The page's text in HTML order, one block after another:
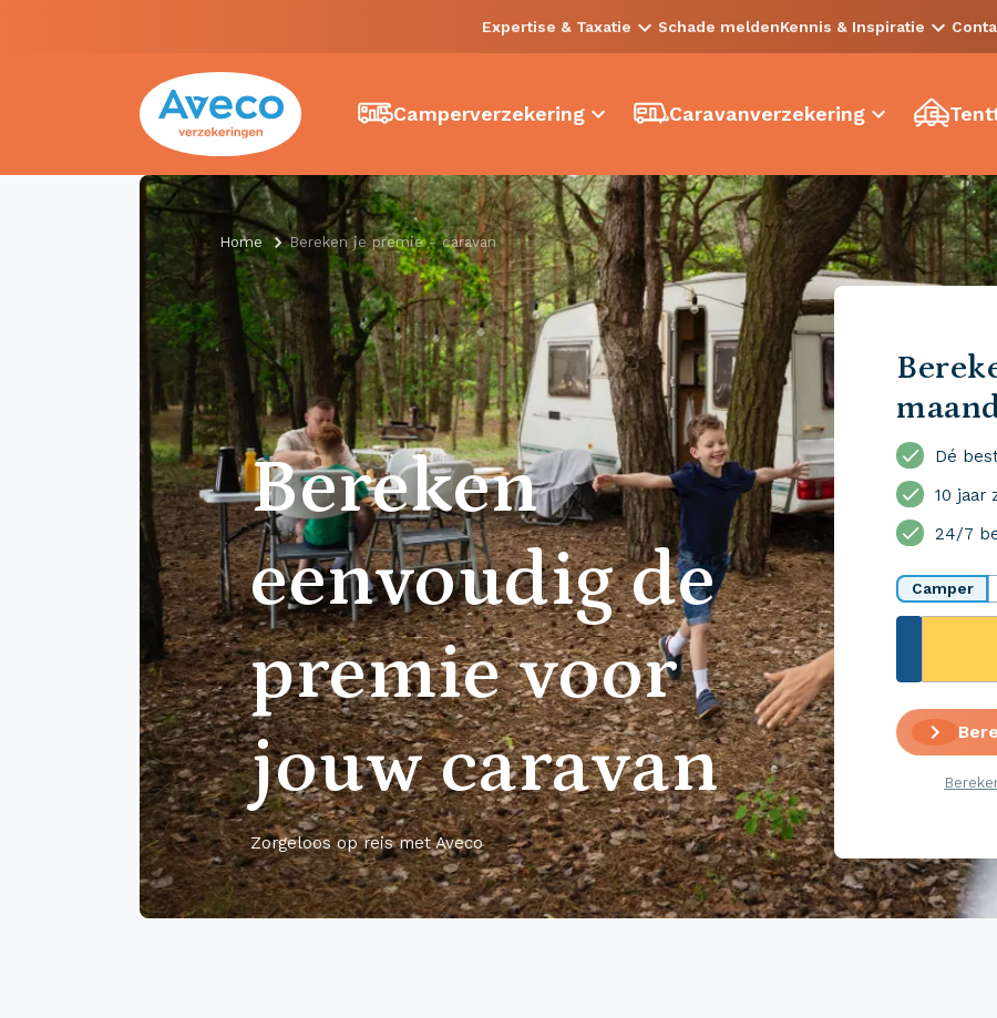
Expertise & Taxatie Schade meldenKennis & Inspiratie
Camperverzekering Caravanverzekering
Home Bereken je premie - caravan
Bereken
eenvoudig de
premie voor
jouw caravan
Zorgeloos op reis met Aveco
Dé
10 jaar
24/7
Camper